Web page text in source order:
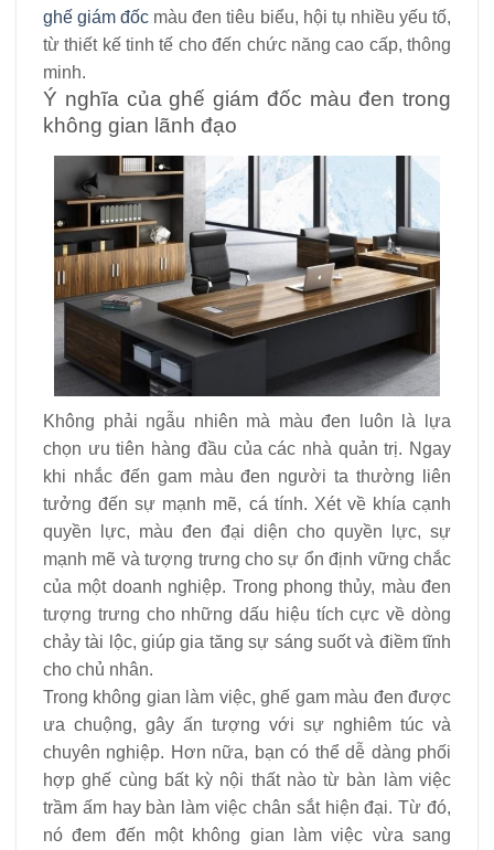
ghế giám đốc màu đen tiêu biểu, hội tụ nhiều yếu tố,
từ thiết kế tinh tế cho đến chức năng cao cấp, thông
minh.
Ý nghĩa của ghế giám đốc màu đen trong
không gian lãnh đạo
Không phải ngẫu nhiên mà màu đen luôn là lựa
chọn ưu tiên hàng đầu của các nhà quản trị. Ngay
khi nhắc đến gam màu đen người ta thường liên
tưởng đến sự mạnh mẽ, cá tính. Xét về khía cạnh
quyền lực, màu đen đại diện cho quyền lực, sự
mạnh mẽ và tượng trưng cho sự ổn định vững chắc
của một doanh nghiệp. Trong phong thủy, màu đen
tượng trưng cho những dấu hiệu tích cực về dòng
chảy tài lộc, giúp gia tăng sự sáng suốt và điềm tĩnh
cho chủ nhân.
Trong không gian làm việc, ghế gam màu đen được
ưa chuộng, gây ấn tượng với sự nghiêm túc và
chuyên nghiệp. Hơn nữa, bạn có thể dễ dàng phối
hợp ghế cùng bất kỳ nội thất nào từ bàn làm việc
trầm ấm hay bàn làm việc chân sắt hiện đại. Từ đó,
nó đem đến một không gian làm việc vừa sang